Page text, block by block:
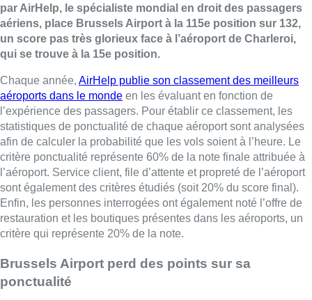
par AirHelp, le spécialiste mondial en droit des passagers
aériens, place Brussels Airport à la 115e position sur 132,
un score pas très glorieux face à l’aéroport de Charleroi,
qui se trouve à la 15e position.
Chaque année, AirHelp publie son classement des meilleurs
aéroports dans le monde en les évaluant en fonction de
l’expérience des passagers. Pour établir ce classement, les
statistiques de ponctualité de chaque aéroport sont analysées
afin de calculer la probabilité que les vols soient à l’heure. Le
critère ponctualité représente 60% de la note finale attribuée à
l’aéroport. Service client, file d’attente et propreté de l’aéroport
sont également des critères étudiés (soit 20% du score final).
Enfin, les personnes interrogées ont également noté l’offre de
restauration et les boutiques présentes dans les aéroports, un
critère qui représente 20% de la note.
Brussels Airport perd des points sur sa
ponctualité